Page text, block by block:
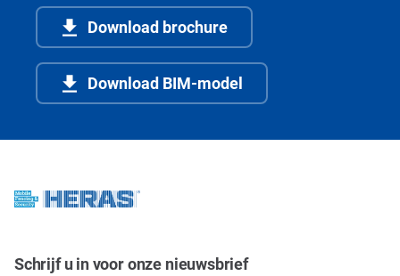
Download brochure
Download BIM-model
Schrijf u in voor onze nieuwsbrief